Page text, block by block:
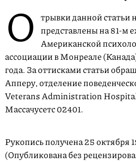
О трывки данной статьи
представлены на81-м
Американ­ской
ассоциации в Монреале
года. За оттисками статьи
Апперу, отделение
Veterans Administration
Массачусетс 02401.
Рукопись получена 25 октября
(Опубликована без